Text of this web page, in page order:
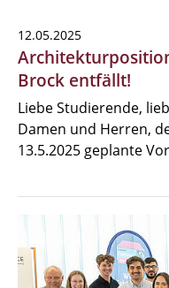
12.05.2025
Brock entfällt!
Liebe Studierende,
Damen und Herren,
13.5.2025 geplante